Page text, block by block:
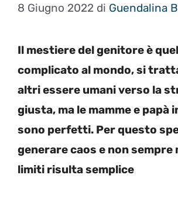
8 Giugno 2022 di Guendalina
Il mestiere del genitore è
complicato al mondo, si
altri essere umani verso la
giusta, ma le mamme e papà
sono perfetti. Per questo
generare caos e non sempre
limiti risulta semplice